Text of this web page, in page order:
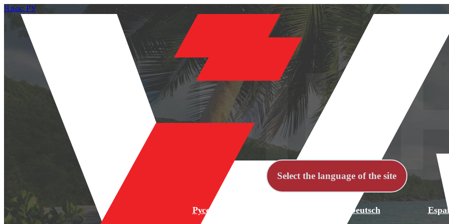
Язык: РУ
Select the language of the site
Русский Deutsch